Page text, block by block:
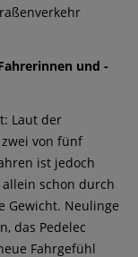
und -
Laut der
von fünf
ist jedoch
schon durch
Gewicht. Neulinge
das Pedelec
Fahrgefühl